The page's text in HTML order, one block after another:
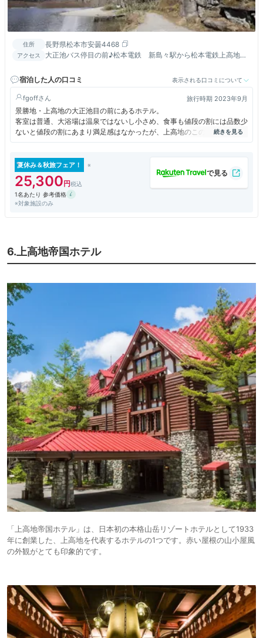
住所 長野県松本市安曇4468
アクセス
大正池バス停目の前♪松本電鉄 新島々駅から松本電鉄上高地行
宿泊した人の口コミ
表示される口コミについて
fgoff 旅行時期 2023年9月
景勝地・上高地の大正池目の前にあるホテル。
客室は普通、大浴場は温泉ではないし小さめ、食事も値段の割には品数少
ないと値段の割にあまり満足感はなかったが、上高地のこの立地にある以
上こんなものかなとも思う。
上高地内のホテルは非常に予約が取りづらく値段も高いので、大正池ホテ
ルはかなり安めな部類に入る。
食事の品数は少なかったが素材はいいものを使っているのか、味自体は良
かった。
夏休み＆秋旅フェア！
25,300
1名あたり 参考価格
※対象施設のみ
6.上高地帝国ホテル
「上高地帝国ホテル」は、日本初の本格山岳リゾートホテルとして1933
年に創業した、上高地を代表するホテルの1つです。赤い屋根の山小屋風
の外観がとても印象的です。